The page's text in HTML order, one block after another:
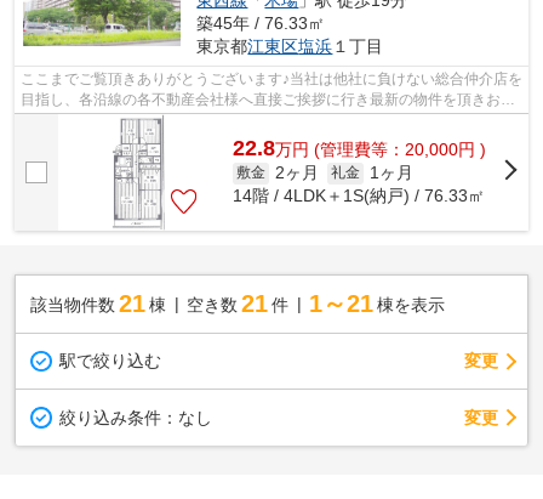
築45年 / 76.33㎡
東京都江東区塩浜 １丁目
ここまでご覧頂きありがとうございます♪当社は他社に負けない総合仲介店を
目指し、各沿線の各不動産会社様へ直接ご挨拶に行き最新の物件を頂きお客
様へ提供しております！最新の情報は...
22.8万円 (管理費等：20,000円 )
敷金 2ヶ月 礼金
1ヶ月
14階 / 4LDK＋1S(納戸) / 76.33㎡
該当物件数 21棟 空き数 21 件 1～21 棟を表示
駅で絞り込む 変更
絞り込み条件： なし 変更